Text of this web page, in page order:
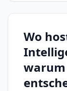
Wo
warum